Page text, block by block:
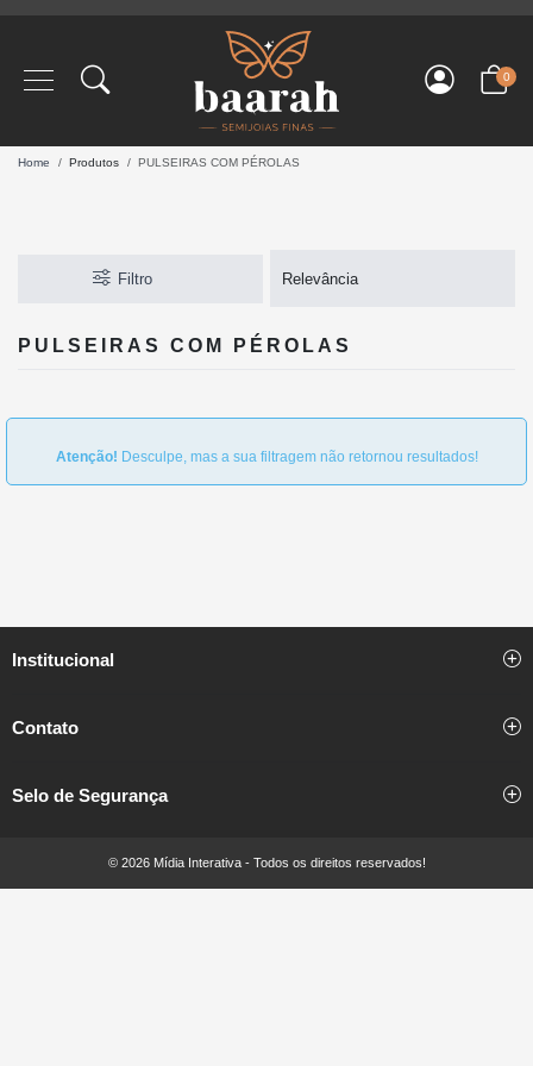
0
Home Produtos PULSEIRAS COM PÉROLAS
Filtro
PULSEIRAS COM PÉROLAS
Atenção! Desculpe, mas a sua filtragem não retornou resultados!
Institucional
Contato
Selo de Segurança
© 2026 Mídia Interativa - Todos os direitos reservados!